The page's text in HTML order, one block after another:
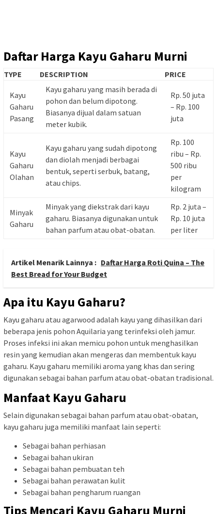
Daftar Harga Kayu Gaharu Murni
TYPE DESCRIPTION PRICE
Kayu
Gaharu
Pasang
Kayu gaharu yang masih berada di
pohon dan belum dipotong.
Biasanya dijual dalam satuan
meter kubik.
Rp. 50 juta
– Rp. 100
juta
Kayu
Gaharu
Olahan
Kayu gaharu yang sudah dipotong
dan diolah menjadi berbagai
bentuk, seperti serbuk, batang,
atau chips.
Rp. 100
ribu – Rp.
500 ribu
per
kilogram
Minyak
Gaharu
Minyak yang diekstrak dari kayu
gaharu. Biasanya digunakan untuk
bahan parfum atau obat-obatan.
Rp. 2 juta –
Rp. 10 juta
per liter
Artikel Menarik Lainnya : Daftar Harga Roti Quina – The
Best Bread for Your Budget
Apa itu Kayu Gaharu?
Kayu gaharu atau agarwood adalah kayu yang dihasilkan dari
beberapa jenis pohon Aquilaria yang terinfeksi oleh jamur.
Proses infeksi ini akan memicu pohon untuk menghasilkan
resin yang kemudian akan mengeras dan membentuk kayu
gaharu. Kayu gaharu memiliki aroma yang khas dan sering
digunakan sebagai bahan parfum atau obat-obatan tradisional.
Manfaat Kayu Gaharu
Selain digunakan sebagai bahan parfum atau obat-obatan,
kayu gaharu juga memiliki manfaat lain seperti:
Sebagai bahan perhiasan
Sebagai bahan ukiran
Sebagai bahan pembuatan teh
Sebagai bahan perawatan kulit
Sebagai bahan pengharum ruangan
Tips Mencari Kayu Gaharu Murni